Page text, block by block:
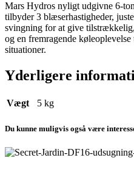
Mars Hydros nyligt udgivne 6-
tilbyder 3 blæserhastigheder,
svingning for at give
og en fremragende
situationer.
Yderligere
Vægt 5 kg
Du kunne muligvis også være